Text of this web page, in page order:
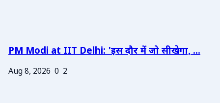
PM Modi at IIT Delhi: 'इस दौर में जो सीखेगा, ...
Aug 8, 2026 0 2